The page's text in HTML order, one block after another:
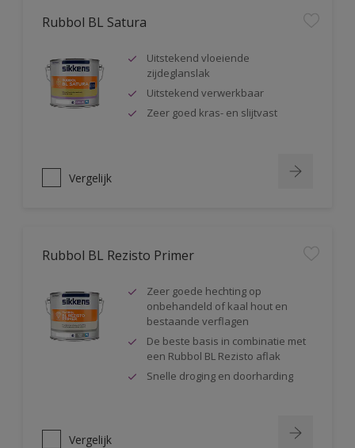
Rubbol BL Satura
Uitstekend vloeiende
zijdeglanslak
Uitstekend verwerkbaar
Zeer goed kras- en slijtvast
Vergelijk
Rubbol BL Rezisto Primer
Zeer goede hechting op
onbehandeld of kaal hout en
bestaande verflagen
De beste basis in combinatie met
een Rubbol BL Rezisto aflak
Snelle droging en doorharding
Vergelijk